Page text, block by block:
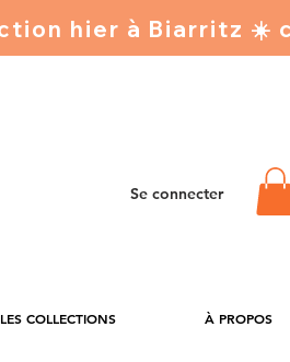
Se connecter
LES COLLECTIONS À PROPOS